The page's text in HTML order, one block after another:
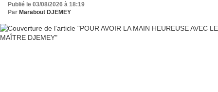
Publié le 03/08/2026 à 18:19
Par Marabout DJEMEY